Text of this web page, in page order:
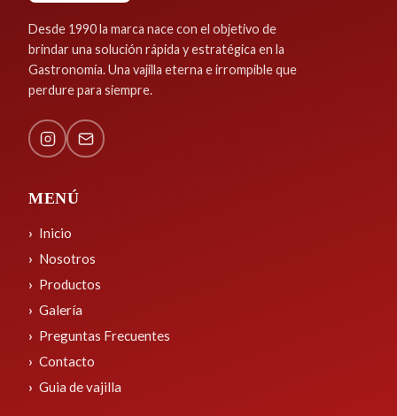
Desde 1990 la marca nace con el objetivo de
brindar una solución rápida y estratégica en la
Gastronomía. Una vajilla eterna e irrompible que
perdure para siempre.
MENÚ
Inicio
Nosotros
Productos
Galería
Preguntas Frecuentes
Contacto
Guia de vajilla